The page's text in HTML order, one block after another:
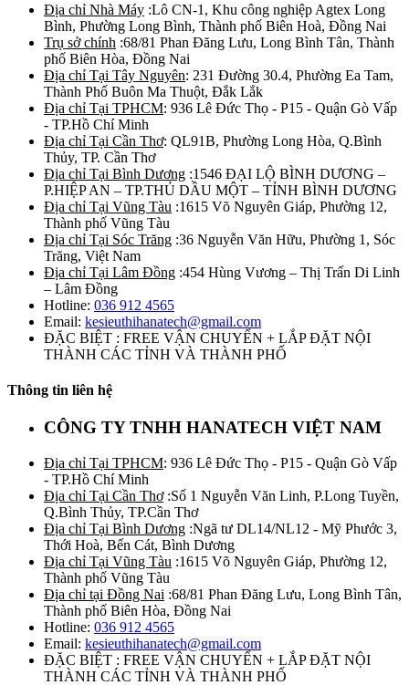
Địa chỉ Nhà Máy :Lô CN-1, Khu công nghiệp Agtex Long
Bình, Phường Long Bình, Thành phố Biên Hoà, Đồng Nai
Trụ sở chính :68/81 Phan Đăng Lưu, Long Bình Tân, Thành
phố Biên Hòa, Đồng Nai
Địa chỉ Tại Tây Nguyên: 231 Đường 30.4, Phường Ea Tam,
Thành Phố Buôn Ma Thuột, Đắk Lắk
Địa chỉ Tại TPHCM: 936 Lê Đức Thọ - P15 - Quận Gò Vấp
- TP.Hồ Chí Minh
Địa chỉ Tại Cần Thơ: QL91B, Phường Long Hòa, Q.Bình
Thủy, TP. Cần Thơ
Địa chỉ Tại Bình Dương :1546 ĐẠI LỘ BÌNH DƯƠNG –
P.HIỆP AN – TP.THỦ DẦU MỘT – TỈNH BÌNH DƯƠNG
Địa chỉ Tại Vũng Tàu :1615 Võ Nguyên Giáp, Phường 12,
Thành phố Vũng Tàu
Địa chỉ Tại Sóc Trăng :36 Nguyễn Văn Hữu, Phường 1, Sóc
Trăng, Việt Nam
Địa chỉ Tại Lâm Đồng :454 Hùng Vương – Thị Trấn Di Linh
– Lâm Đồng
Hotline: 036 912 4565
Email: kesieuthihanatech@gmail.com
ĐẶC BIỆT : FREE VẬN CHUYỂN + LẮP ĐẶT NỘI
THÀNH CÁC TỈNH VÀ THÀNH PHỐ
Thông tin liên hệ
CÔNG TY TNHH HANATECH VIỆT NAM
Địa chỉ Tại TPHCM: 936 Lê Đức Thọ - P15 - Quận Gò Vấp
- TP.Hồ Chí Minh
Địa chỉ Tại Cần Thơ:Số 1 Nguyễn Văn Linh, P.Long Tuyền,
Q.Bình Thủy, TP.Cần Thơ
Địa chỉ Tại Bình Dương :Ngã tư DL14/NL12 - Mỹ Phước 3,
Thới Hoà, Bến Cát, Bình Dương
Địa chỉ Tại Vũng Tàu :1615 Võ Nguyên Giáp, Phường 12,
Thành phố Vũng Tàu
Địa chỉ tại Đồng Nai :68/81 Phan Đăng Lưu, Long Bình Tân,
Thành phố Biên Hòa, Đồng Nai
Hotline: 036 912 4565
Email: kesieuthihanatech@gmail.com
ĐẶC BIỆT : FREE VẬN CHUYỂN + LẮP ĐẶT NỘI
THÀNH CÁC TỈNH VÀ THÀNH PHỐ